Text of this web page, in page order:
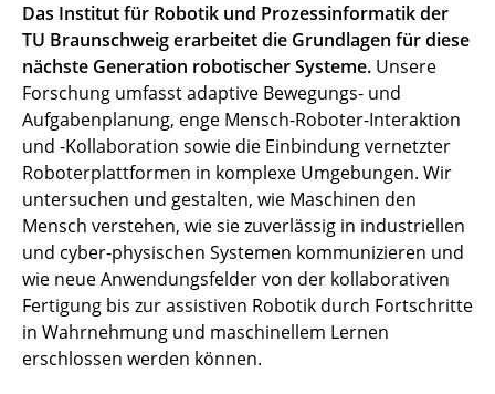
Das Institut für Robotik und Prozessinformatik der
TU Braunschweig erarbeitet die Grundlagen für diese
nächste Generation robotischer Systeme. Unsere
Forschung umfasst adaptive Bewegungs- und
Aufgabenplanung, enge Mensch-Roboter-Interaktion
und -Kollaboration sowie die Einbindung vernetzter
Roboterplattformen in komplexe Umgebungen. Wir
untersuchen und gestalten, wie Maschinen den
Mensch verstehen, wie sie zuverlässig in industriellen
und cyber-physischen Systemen kommunizieren und
wie neue Anwendungsfelder von der kollaborativen
Fertigung bis zur assistiven Robotik durch Fortschritte
in Wahrnehmung und maschinellem Lernen
erschlossen werden können.